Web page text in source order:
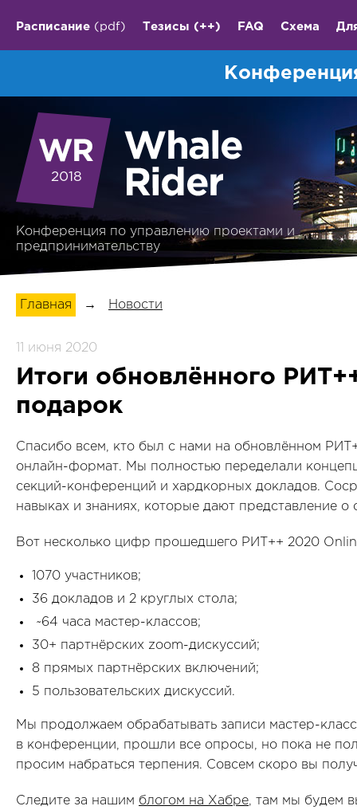
Расписание (pdf) Тезисы (++) FAQ Схема
2018
Конференция по управлению проектами и
предпринимательству
Главная → Новости
11 июня 2020
Итоги обновлённого
подарок
Спасибо всем, кто был с нами на обновлённом
онлайн-формат. Мы полностью переделали
секций-конференций и хардкорных докладов.
навыках и знаниях, которые дают представление о
Вот несколько цифр прошедшего РИТ++ 2020
1070 участников;
36 докладов и 2 круглых стола;
~64 часа мастер-классов;
30+ партнёрских zoom-дискуссий;
8 прямых партнёрских включений;
5 пользовательских дискуссий.
Мы продолжаем обрабатывать записи мастер-
в конференции, прошли все опросы, но пока не
просим набраться терпения. Совсем скоро вы
Следите за нашим блогом на Хабре, там мы будем